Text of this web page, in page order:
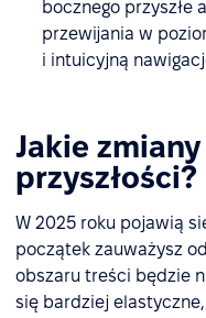
bocznego przyszłe
przewijania w
i intuicyjną
Jakie
przyszłości?
W 2025 roku pojawią
początek zauważysz
obszaru treści będzie
się bardziej